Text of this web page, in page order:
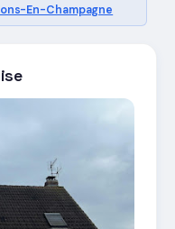
En-Champagne